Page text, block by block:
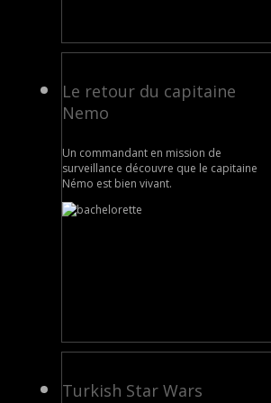
Le retour du capitaine
Nemo
Un commandant en mission de
surveillance découvre que le capitaine
Némo est bien vivant.
Turkish Star Wars